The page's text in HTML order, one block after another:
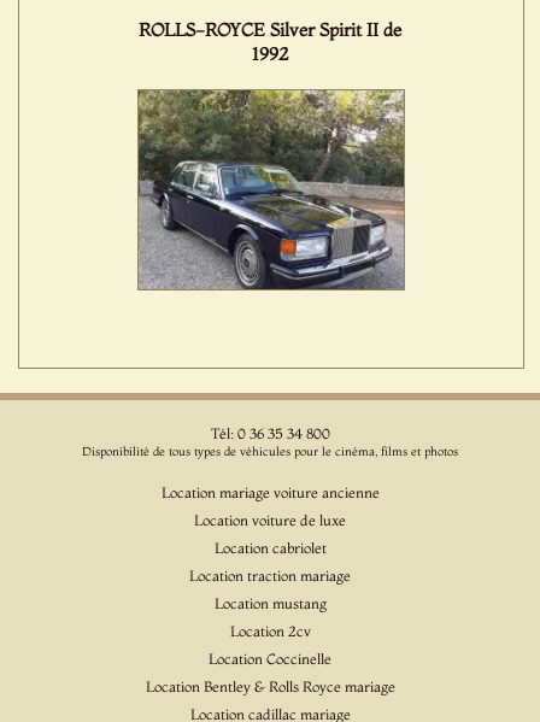
ROLLS-ROYCE Silver Spirit II de
1992
Tél: 0 36 35 34 800
Disponibilité de tous types de véhicules pour le cinéma, films et photos
Location mariage voiture ancienne
Location voiture de luxe
Location cabriolet
Location traction mariage
Location mustang
Location 2cv
Location Coccinelle
Location Bentley & Rolls Royce mariage
Location cadillac mariage